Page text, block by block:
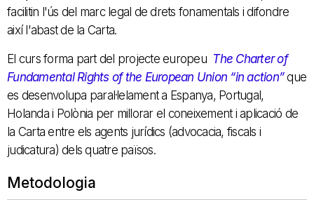
facilitin l'ús del marc legal de drets fonamentals i difondre
així l'abast de la Carta.
El curs forma part del projecte europeu The Charter of
Fundamental Rights of the European Union “in action”que
es desenvolupa paral·lelament a Espanya, Portugal,
Holanda i Polònia per millorar el coneixement i aplicació de
la Carta entre els agents jurídics (advocacia, fiscals i
judicatura) dels quatre països.
Metodologia